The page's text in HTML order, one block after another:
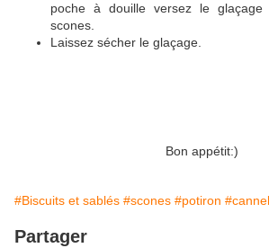
poche à douille versez le
scones.
Laissez sécher le glaçage.
Bon appétit:)
#Biscuits et sablés #scones #potiron
Partager